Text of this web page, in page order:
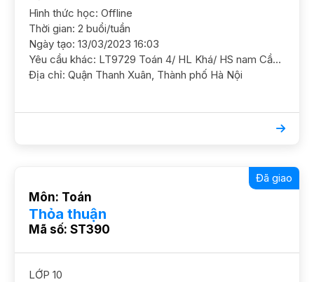
Hình thức học: Offline
Thời gian: 2 buổi/tuần
Ngày tạo: 13/03/2023 16:03
Yêu cầu khác: LT9729 Toán 4/ HL Khá/ HS nam Cần ôn luyện và nâng cao thêm, mục tiêu cấp 2 thi CLC YC GS nữ, cấp 3 chuyên Toán ĐC 83 Nguyễn Trãi (gần ĐH Hà Nội) Học phí 150 - 200
Địa chỉ: Quận Thanh Xuân, Thành phố Hà Nội
Môn: Toán
Thỏa thuận
Mã số: ST390
Đã giao
LỚP 10